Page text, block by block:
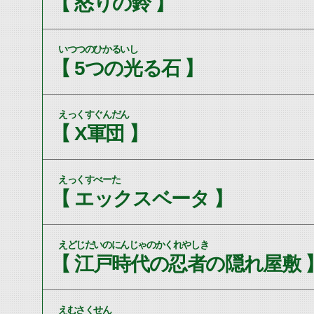
いつつのひかるいし
【 5つの光る石 】
えっくすぐんだん
【 X軍団 】
えっくすべーた
【 エックスベータ 】
えどじだいのにんじゃのかくれやしき
【 江戸時代の忍者の隠れ屋敷
えむさくせん